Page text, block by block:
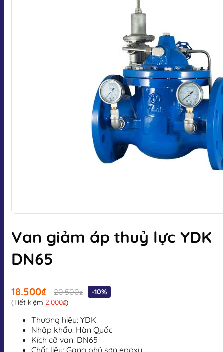
Van giảm áp thuỷ lực YDK
DN65
18.500₫ 20.500₫
-10%
(Tiết kiệm 2.000₫)
Thương hiệu: YDK
Nhập khẩu: Hàn Quốc
Kích cỡ van: DN65
Chất liệu: Gang phủ sơn epoxy